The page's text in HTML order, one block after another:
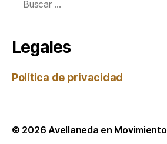
Legales
Política de privacidad
© 2026 Avellaneda en Movimiento